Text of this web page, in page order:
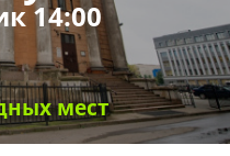
14:00
мест